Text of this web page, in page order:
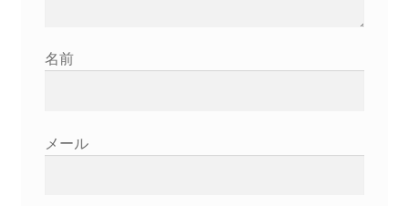
名前
メール